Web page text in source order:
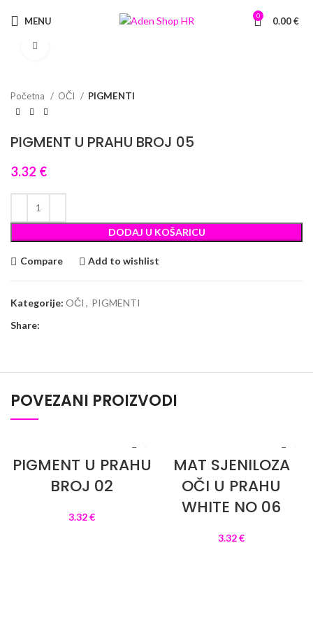
MENU 0 0.00€
Početna OČI PIGMENTI
PIGMENT U PRAHU BROJ 05
3.32 €
DODAJ U KOŠARICU
Compare Add to wishlist
Kategorije: OČI , PIGMENTI
Share:
POVEZANI PROIZVODI
PIGMENT U PRAHU
BROJ 02
3.32€
MAT SJENILOZA
OČI U PRAHU
WHITE NO 06
3.32€